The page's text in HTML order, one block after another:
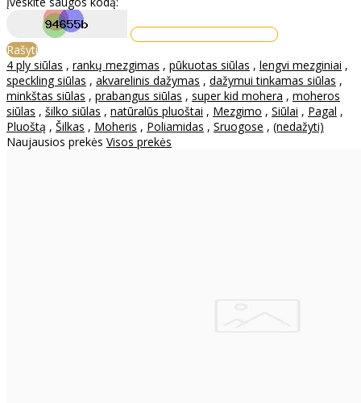
Rašyti
4 ply siūlas , rankų mezgimas , pūkuotas siūlas , lengvi mezginiai ,
speckling siūlas , akvarelinis dažymas , dažymui tinkamas siūlas ,
minkštas siūlas , prabangus siūlas , super kid mohera , moheros
siūlas , šilko siūlas , natūralūs pluoštai , Mezgimo , Siūlai , Pagal ,
Pluoštą , Šilkas , Moheris , Poliamidas , Sruogose , (nedažyti)
Naujausios prekės Visos prekės